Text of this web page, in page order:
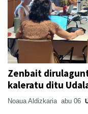
Zenbait
kaleratu ditu
Noaua Aldizkaria abu 06